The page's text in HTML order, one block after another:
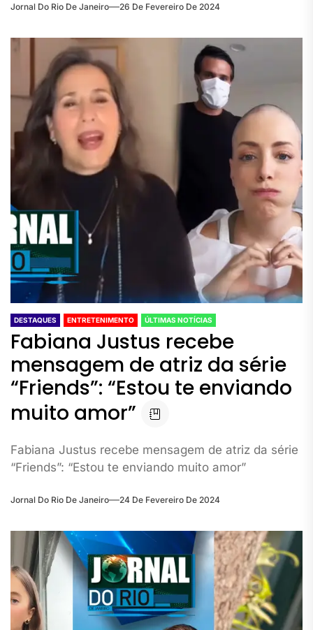
Jornal Do Rio De Janeiro 26 De Fevereiro De 2024
DESTAQUES ENTRETENIMENTO ÚLTIMAS NOTÍCIAS
Fabiana Justus recebe
mensagem de atriz da série
“Friends”: “Estou te enviando
muito amor”
Fabiana Justus recebe mensagem de atriz da série
“Friends”: “Estou te enviando muito amor”
Jornal Do Rio De Janeiro 24 De Fevereiro De 2024